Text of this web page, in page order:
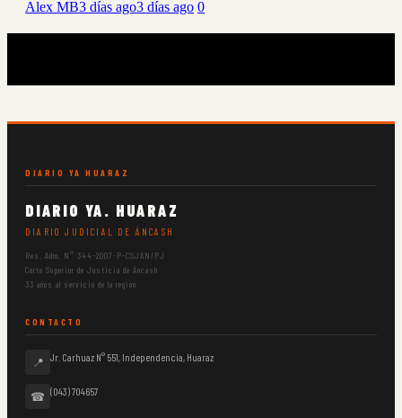
Alex MB3 días ago3 días ago 0
DIARIO YA HUARAZ
DIARIO YA. HUARAZ
DIARIO JUDICIAL DE ÁNCASH
Res. Adm. N° 344-2007-P-CSJAN/PJ
Corte Superior de Justicia de Áncash
33 años al servicio de la región
CONTACTO
📍 Jr. Carhuaz N° 551, Independencia, Huaraz
☎ (043) 704657